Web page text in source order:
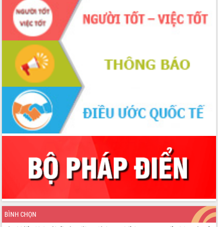
Du lịch Đắk Lắk nâng tầm trải nghiệm
du khách thông qua Hệ thống cơ sở dữ
liệu và Bản đồ số
Tập huấn ứng dụng trí tuệ nhân tạo (AI)
trong thương mại điện tử năm 2026
Đoàn đại biểu Quốc hội tỉnh Đắk Lắk
trao đổi thông tin trước Kỳ họp thứ
nhất, Quốc hội khóa XVI
Quyết liệt cải cách hành chính, khơi
thông nguồn lực phát triển
Nâng cao hiệu lực, hiệu quả HĐND
tỉnh thông qua hiện đại hóa hành chính
Xã Ea Phê gắn cải cách hành chính với
Phó Chủ tịch Thường trực UBND tỉnh
Hồ Thị Nguyên Thảo làm việc tại Trung
tâm Phục vụ hành chính công xã Ea
Xây dựng nền hành chính số đồng
hành cùng nông dân dân, doanh nghiệp
Giai đoạn 2026-2030, Đắk Lắk phấn
BÌNH CHỌN